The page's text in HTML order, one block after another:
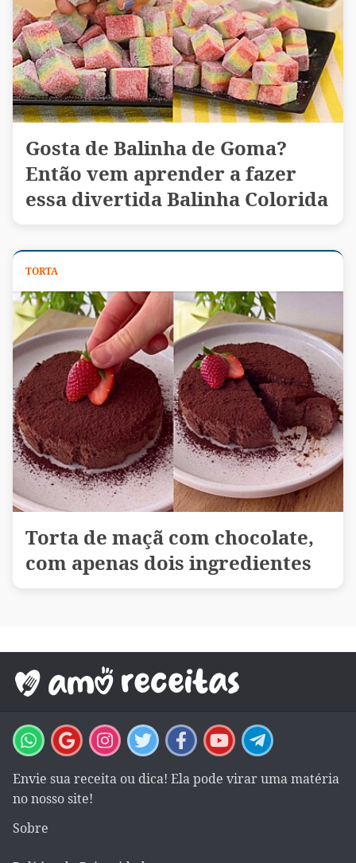
Gosta de Balinha de Goma?
Então vem aprender a fazer
essa divertida Balinha Colorida
TORTA
Torta de maçã com chocolate,
com apenas dois ingredientes
Envie sua receita ou dica! Ela pode virar uma matéria
no nosso site!
Sobre